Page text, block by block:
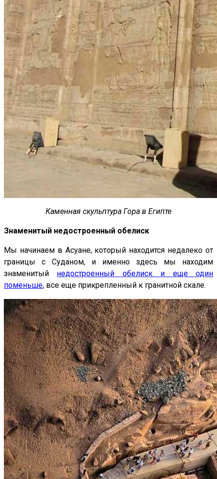
Каменная скульптура Гора в Египте
Знаменитый недостроенный обелиск
Мы начинаем в Асуане, который находится недалеко от
границы с Суданом, и именно здесь мы находим
знаменитый недостроенный обелиск и еще один
поменьше, все еще прикрепленный к гранитной скале.